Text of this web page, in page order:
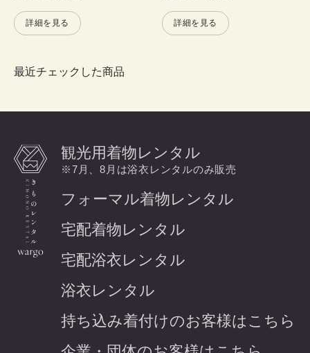
詳細を見る 詳細を見る
最近チェックした商品
観光用着物レンタル
※7月、8月は浴衣レンタルのみ販売
フォーマル着物レンタル
宅配着物レンタル
宅配浴衣レンタル
浴衣レンタル
持ち込み着付けのお客様はこちら